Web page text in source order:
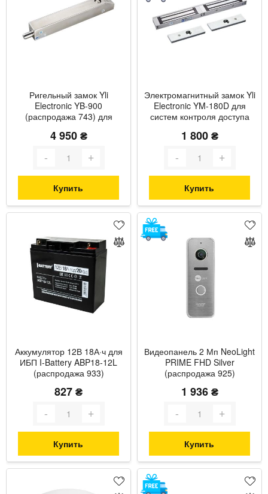
Ригельный замок Yli
Electronic YB-900
(распродажа 743) для
4 950 ₴
Купить
Электромагнитный замок Yli
Electronic YM-180D для
систем контроля доступа
1 800 ₴
Купить
Аккумулятор 12В 18А·ч для
ИБП I-Battery ABP18-12L
(распродажа 933)
827 ₴
Купить
Видеопанель 2 Мп NeoLight
PRIME FHD Silver
(распродажа 925)
1 936 ₴
Купить